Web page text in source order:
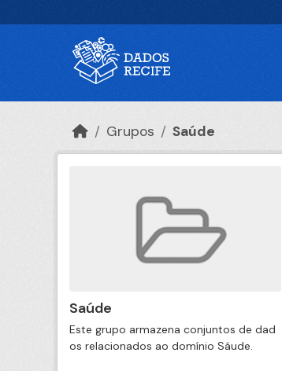
Grupos Saúde
Saúde
Este grupo armazena conjuntos de dad
os relacionados ao domínio Sáude.